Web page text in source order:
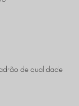
de qualidade